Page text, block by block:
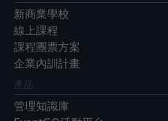
新商業學校
線上課程
課程團票方案
企業內訓計畫
產品
管理知識庫